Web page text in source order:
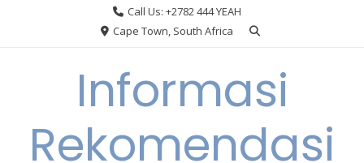
Call Us: +2782 444 YEAH
Cape Town, South Africa
Informasi
Rekomendasi